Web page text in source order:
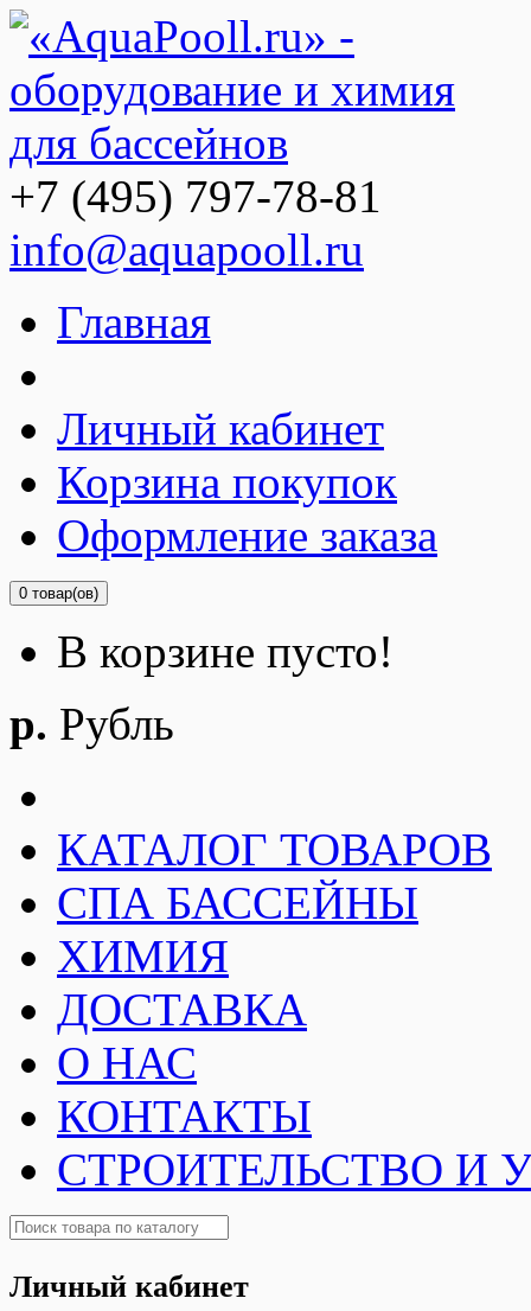
+7 (495) 797-78-81
info@aquapooll.ru
Главная
Личный кабинет
Корзина покупок
Оформление заказа
0 товар(ов)
В корзине пусто!
р. Рубль
КАТАЛОГ ТОВАРОВ
СПА БАССЕЙНЫ
ХИМИЯ
ДОСТАВКА
О НАС
КОНТАКТЫ
СТРОИТЕЛЬСТВО И
Личный кабинет